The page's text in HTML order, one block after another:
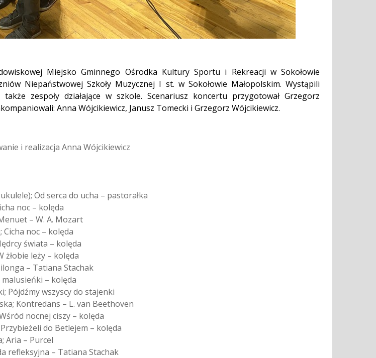
Miejsko Gminnego Ośrodka Kultury Sportu i Rekreacji w Sokołowie
Niepaństwowej Szkoły Muzycznej I st. w Sokołowie Małopolskim. Wystąpili
zespoły działające w szkole. Scenariusz koncertu przygotował Grzegorz
Anna Wójcikiewicz, Janusz Tomecki i Grzegorz Wójcikiewicz.
i realizacja Anna Wójcikiewicz
Od serca do ucha – pastorałka
noc – kolęda
– W. A. Mozart
noc – kolęda
świata – kolęda
żłobie leży – kolęda
– Tatiana Stachak
– kolęda
Pójdźmy wszyscy do stajenki
Kontredans – L. van Beethoven
nocnej ciszy – kolęda
do Betlejem – kolęda
Aria – Purcel
refleksyjna – Tatiana Stachak